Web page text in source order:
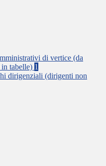
di vertice (da
tabelle) 1
dirigenziali (dirigenti non